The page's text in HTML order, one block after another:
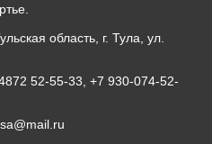
область, г. Тула, ул.
52-55-33, +7 930-074-52-